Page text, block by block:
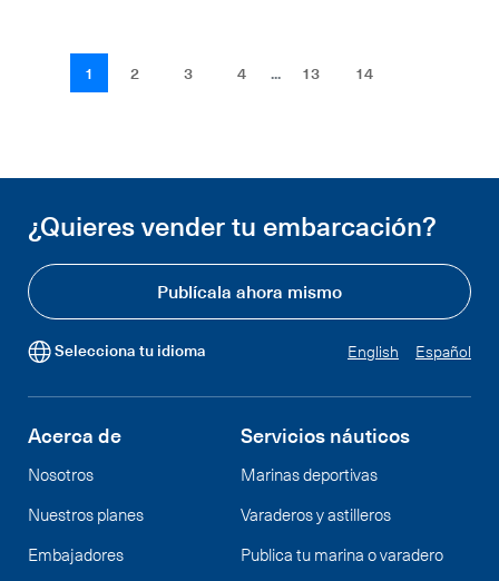
1 2 3 4 ... 13 14
¿Quieres vender tu embarcación?
Publícala ahora mismo
Selecciona tu idioma English Español
Acerca de
Nosotros
Nuestros planes
Embajadores
Servicios náuticos
Marinas deportivas
Varaderos y astilleros
Publica tu marina o varadero